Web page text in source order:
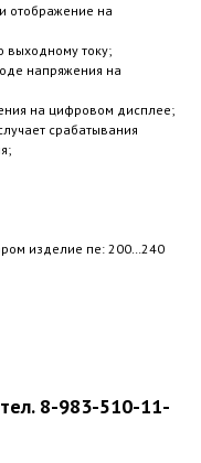
отображение на
выходному току;
напряжения на
на цифровом дисплее;
срабатывания
изделие пе: 200…240
8-983-510-11-